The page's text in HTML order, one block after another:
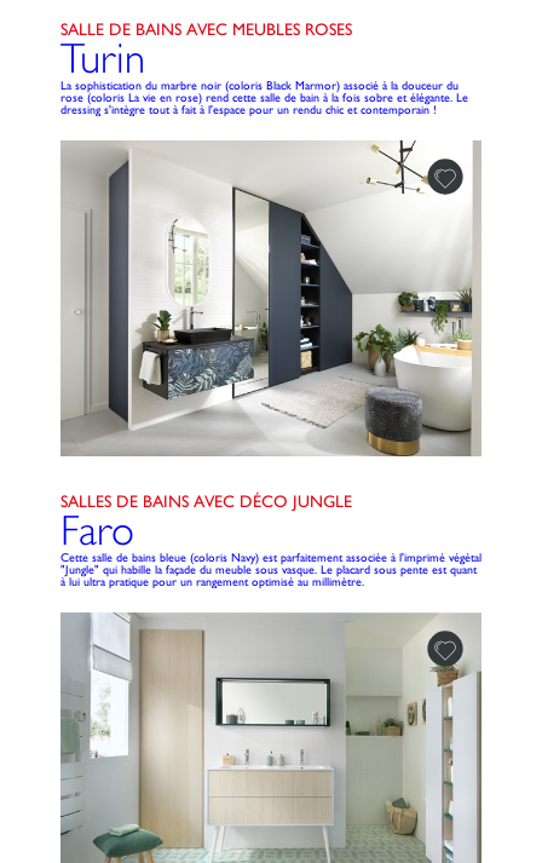
SALLE DE BAINS AVEC MEUBLES ROSES
Turin
La sophistication du marbre noir (coloris Black Marmor) associé à la douceur du
rose (coloris La vie en rose) rend cette salle de bain à la fois sobre et élégante. Le
dressing s'intègre tout à fait à l'espace pour un rendu chic et contemporain !
SALLES DE BAINS AVEC DÉCO JUNGLE
Faro
Cette salle de bains bleue (coloris Navy) est parfaitement associée à l'imprimé végétal
"Jungle" qui habille la façade du meuble sous vasque. Le placard sous pente est quant
à lui ultra pratique pour un rangement optimisé au millimètre.